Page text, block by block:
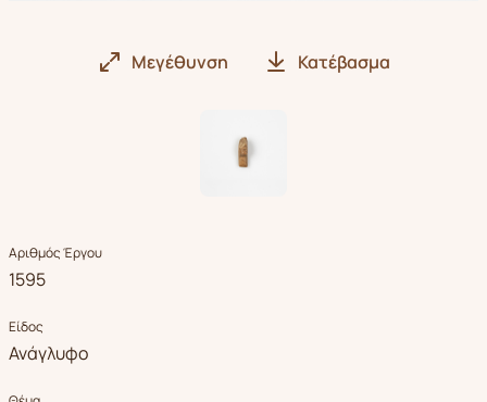
Μεγέθυνση Κατέβασμα
Αριθμός Έργου
1595
Είδος
Ανάγλυφο